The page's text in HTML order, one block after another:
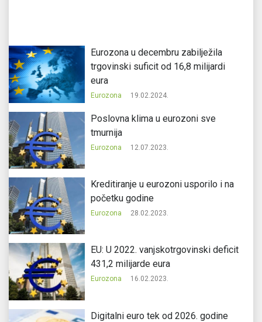
Eurozona u decembru zabilježila
trgovinski suficit od 16,8 milijardi
eura
Eurozona 19.02.2024.
Poslovna klima u eurozoni sve
tmurnija
Eurozona 12.07.2023.
Kreditiranje u eurozoni usporilo i na
početku godine
Eurozona 28.02.2023.
EU: U 2022. vanjskotrgovinski deficit
431,2 milijarde eura
Eurozona 16.02.2023.
Digitalni euro tek od 2026. godine